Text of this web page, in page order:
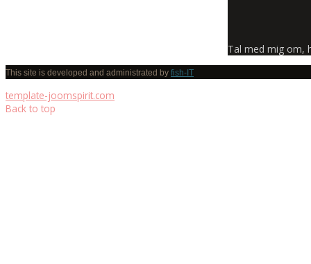
Tal med mig om,
This site is developed and administrated by fish-IT
template-joomspirit.com
Back to top